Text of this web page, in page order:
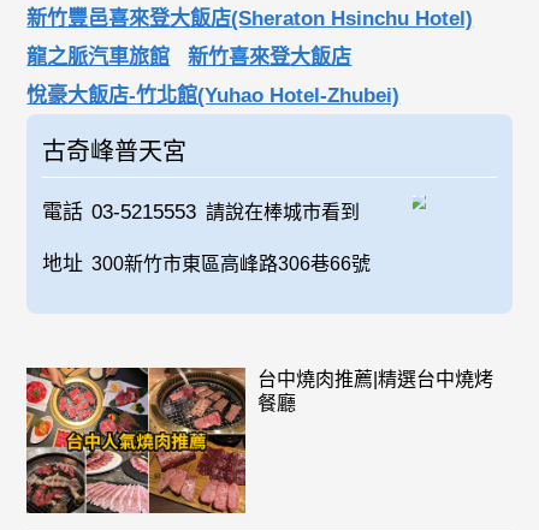
新竹豐邑喜來登大飯店(Sheraton Hsinchu Hotel)
龍之脈汽車旅館
新竹喜來登大飯店
悅豪大飯店-竹北館(Yuhao Hotel-Zhubei)
古奇峰普天宮
電話 03-5215553 請說在棒城市看到
地址 300新竹市東區高峰路306巷66號
台中燒肉推薦|精選台中燒烤
餐廳